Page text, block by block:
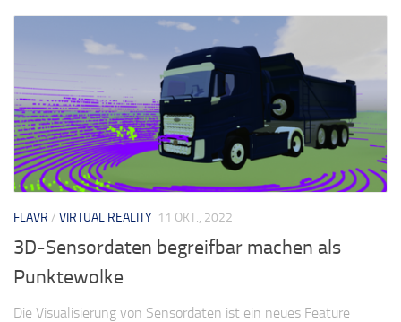
FLAVR / VIRTUAL REALITY 11 OKT., 2022
3D-Sensordaten begreifbar machen als
Punktewolke
Die Visualisierung von Sensordaten ist ein neues Feature